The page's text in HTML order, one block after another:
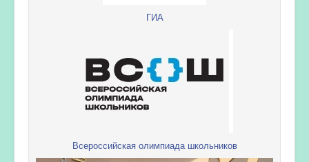
ГИА
Всероссийская олимпиада школьников